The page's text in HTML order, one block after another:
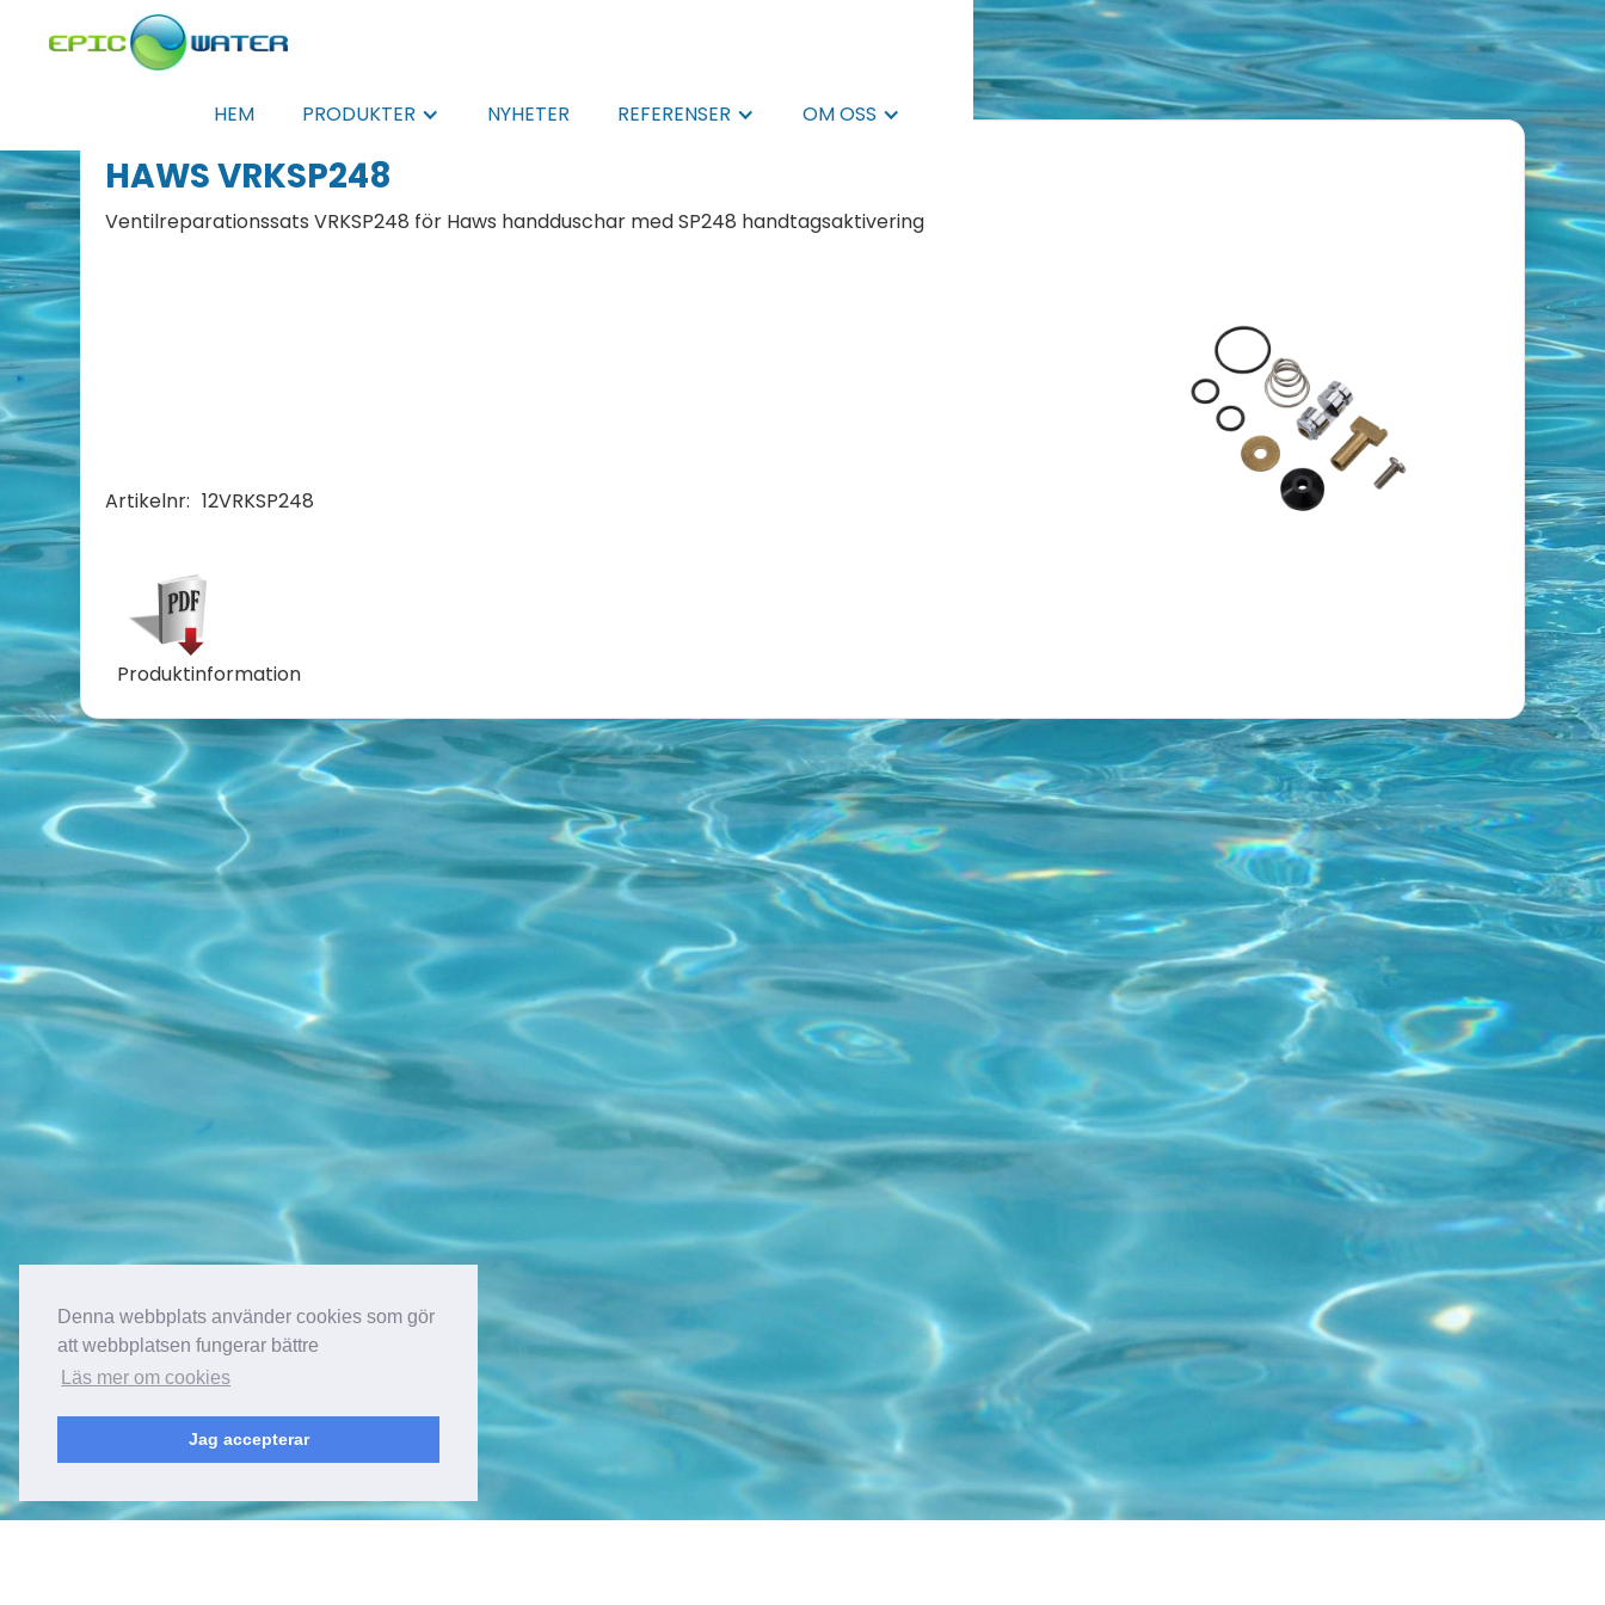
Denna webbplats använder cookies som gör
att webbplatsen fungerar bättre
Läs mer om cookies
Jag accepterar
HEM PRODUKTER NYHETER REFERENSER OM OSS
HAWS VRKSP248
Ventilreparationssats VRKSP248 för Haws handduschar med SP248 handtagsaktivering
Artikelnr: 12VRKSP248
Produktinformation